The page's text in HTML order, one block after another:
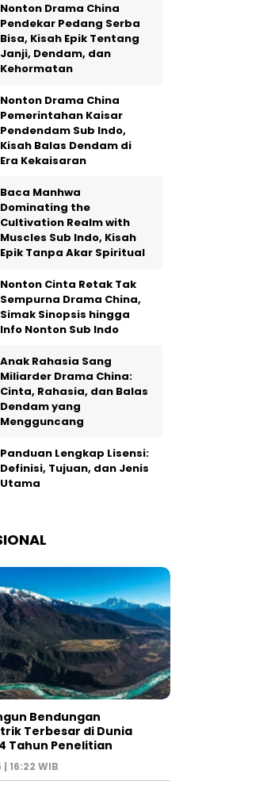
Nonton Drama China
Pendekar Pedang Serba
Bisa, Kisah Epik Tentang
Janji, Dendam, dan
Kehormatan
Nonton Drama China
Pemerintahan Kaisar
Pendendam Sub Indo,
Kisah Balas Dendam di
Era Kekaisaran
Baca Manhwa
Dominating the
Cultivation Realm with
Muscles Sub Indo, Kisah
Epik Tanpa Akar Spiritual
Nonton Cinta Retak Tak
Sempurna Drama China,
Simak Sinopsis hingga
Info Nonton Sub Indo
Anak Rahasia Sang
Miliarder Drama China:
Cinta, Rahasia, dan Balas
Dendam yang
Mengguncang
Panduan Lengkap Lisensi:
Definisi, Tujuan, dan Jenis
Utama
Bendungan
Terbesar di Dunia
Tahun Penelitian
16:22 WIB